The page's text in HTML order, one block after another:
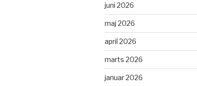
juni 2026
maj 2026
april 2026
marts 2026
januar 2026